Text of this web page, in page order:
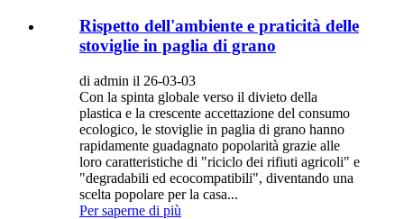
Rispetto dell'ambiente e praticità delle
stoviglie in paglia di grano
di admin il 26-03-03
Con la spinta globale verso il divieto della
plastica e la crescente accettazione del consumo
ecologico, le stoviglie in paglia di grano hanno
rapidamente guadagnato popolarità grazie alle
loro caratteristiche di "riciclo dei rifiuti agricoli" e
"degradabili ed ecocompatibili", diventando una
scelta popolare per la casa...
Per saperne di più